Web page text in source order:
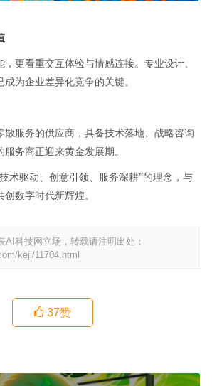
，更看重交互体验与情感连接。专业设计、
为企业差异化竞争的关键。
散服务的供应商，具备技术落地、战略咨询
务商正迎来黄金发展期。
术驱动、创意引领、服务深耕”的理念，与
数字时代新辉煌。
AI科技网立场，转载请注明出处：
keji/11704.html
37赞